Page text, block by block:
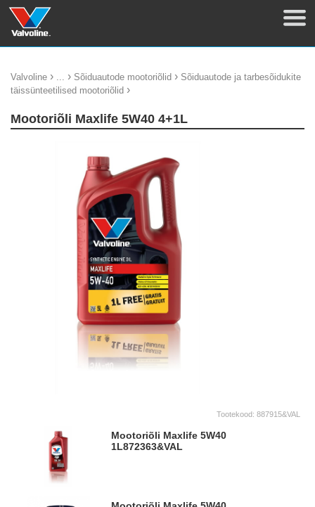
Valvoline › ... › Sõiduautode mootoriõlid › Sõiduautode ja tarbesõidukite
täissünteetilised mootoriõlid ›
Mootoriõli Maxlife 5W40 4+1L
Tootekood: 887915&VAL
Mootoriõli Maxlife 5W40
1L872363&VAL